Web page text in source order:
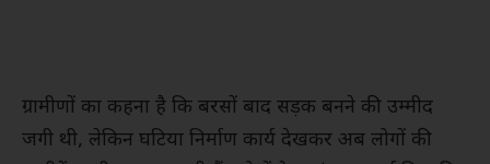
ग्रामीणों का कहना है कि बरसों बाद सड़क बनने की उम्मीद
जगी थी, लेकिन घटिया निर्माण कार्य देखकर अब लोगों की